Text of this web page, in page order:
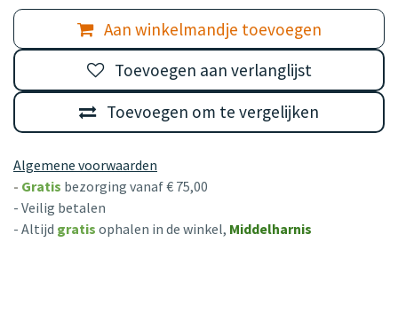
Aan winkelmandje toevoegen
Toevoegen om te vergelijken
Toevoegen aan verlanglijst
Algemene voorwaarden
- Gratis bezorging vanaf € 75,00
- Veilig betalen
- Altijd gratis ophalen in de winkel, Middelharnis